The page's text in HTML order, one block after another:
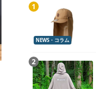
NEWS・コラム